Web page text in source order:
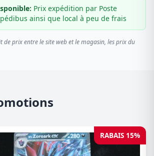
Prix expédition par Poste
ainsi que local à peu de frais
de prix entre le site web et le magasin, les prix du
RABAIS 15%